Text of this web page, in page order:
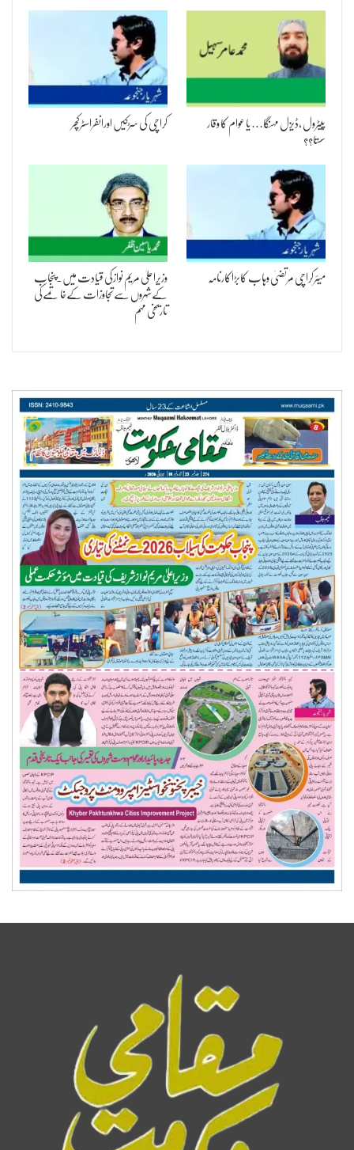
پیٹرول ،ڈیزل مہنگا… یا عوام کا وقار
سستا؟؟
کراچی کی سڑکیں اورانفراسٹرکچر
میئرکراچی مرتضیٰ وہاب کابڑاکارنامہ
وزیراعلیٰ مریم نوازکی قیادت میں۔پنجاب
کےشہروں سےتجاوزات کےخاتمےکی
تاریخی مہم